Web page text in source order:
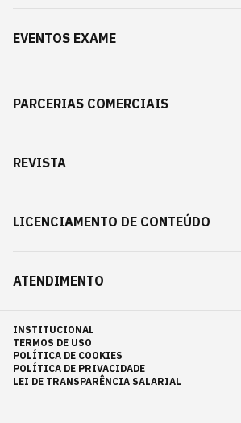
EVENTOS EXAME
PARCERIAS COMERCIAIS
REVISTA
LICENCIAMENTO DE CONTEÚDO
ATENDIMENTO
INSTITUCIONAL
TERMOS DE USO
POLÍTICA DE COOKIES
POLÍTICA DE PRIVACIDADE
LEI DE TRANSPARÊNCIA SALARIAL